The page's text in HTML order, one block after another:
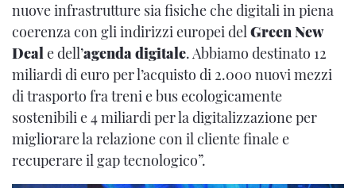
nuove infrastrutture sia fisiche che digitali in piena
coerenza con gli indirizzi europei delGreen New
Deale dell’agenda digitale. Abbiamo destinato 12
miliardi di euro per l’acquisto di 2.000 nuovi mezzi
di trasporto fra treni e bus ecologicamente
sostenibili e 4 miliardi per la digitalizzazione per
migliorare la relazione con il cliente finale e
recuperare il gap tecnologico”.